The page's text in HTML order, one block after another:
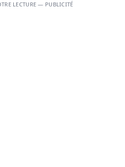
LECTURE — PUBLICITÉ